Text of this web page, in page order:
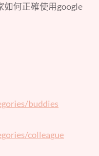
如何正確使用google
buddies
colleague